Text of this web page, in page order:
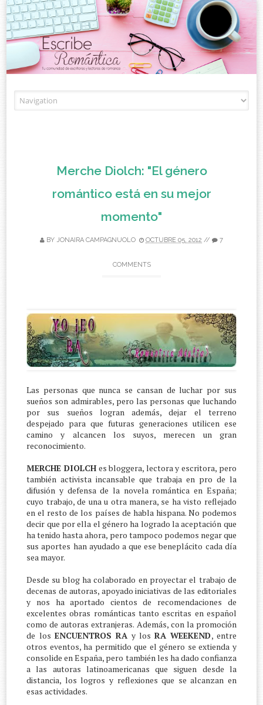
Merche Diolch: "El género
romántico está en su mejor
momento"
BY JONAIRA CAMPAGNUOLO OCTUBRE 05, 2012 // 7
COMMENTS
Las personas que nunca se cansan de luchar por sus
sueños son admirables, pero las personas que luchando
por sus sueños logran además, dejar el terreno
despejado para que futuras generaciones utilicen ese
camino y alcancen los suyos, merecen un gran
reconocimiento.
MERCHE DIOLCHes bloggera, lectora y escritora, pero
también activista incansable que trabaja en pro de la
difusión y defensa de la novela romántica en España;
cuyo trabajo, de una u otra manera, se ha visto reflejado
en el resto de los países de habla hispana. No podemos
decir que por ella el género ha logrado la aceptación que
ha tenido hasta ahora, pero tampoco podemos negar que
sus aportes han ayudado a que ese beneplácito cada día
sea mayor.
Desde su blog ha colaborado en proyectar el trabajo de
decenas de autoras, apoyado iniciativas de las editoriales
y nos ha aportado cientos de recomendaciones de
excelentes obras románticas tanto escritas en español
como de autoras extranjeras. Además, con la promoción
de los ENCUENTROS RAy losRA WEEKEND, entre
otros eventos, ha permitido que el género se extienda y
consolide en España, pero también les ha dado confianza
a las autoras latinoamericanas que siguen desde la
distancia, los logros y reflexiones que se alcanzan en
esas actividades.